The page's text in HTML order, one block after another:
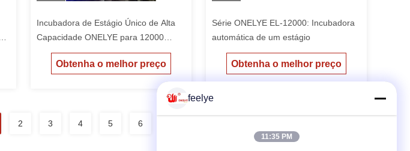
Incubadora de Estágio Único de Alta
Capacidade ONELYE para 12000
Ovos com Controle de
Microcomputador e Precisão de
Obtenha o melhor preço
Série ONELYE EL-12000: Incubadora
automática de um estágio
Obtenha o melhor preço
2 3 4 5 6
feelye
11:35 PM